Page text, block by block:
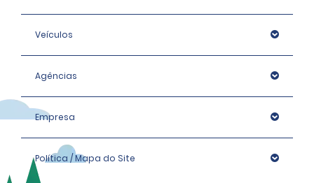
Veículos
Agências
Empresa
Política / Mapa do Site